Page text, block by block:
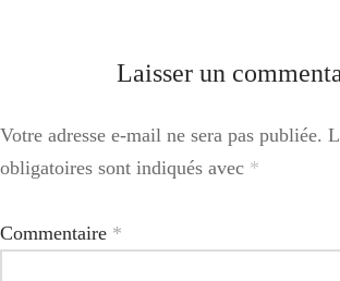
Laisser un
Votre adresse e-mail ne sera pas publiée.
obligatoires sont indiqués avec *
Commentaire *